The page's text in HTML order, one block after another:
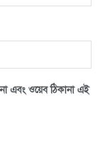
এবং ওয়েব ঠিকানা এই